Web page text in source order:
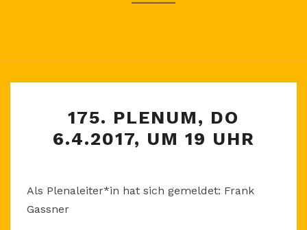
PLENUM,
DO
19
175. PLENUM, DO
6.4.2017, UM 19 UHR
Als Plenaleiter*in hat sich gemeldet: Frank
Gassner